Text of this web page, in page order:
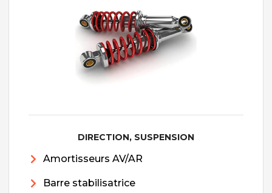
DIRECTION, SUSPENSION
Amortisseurs AV/AR
Barre stabilisatrice